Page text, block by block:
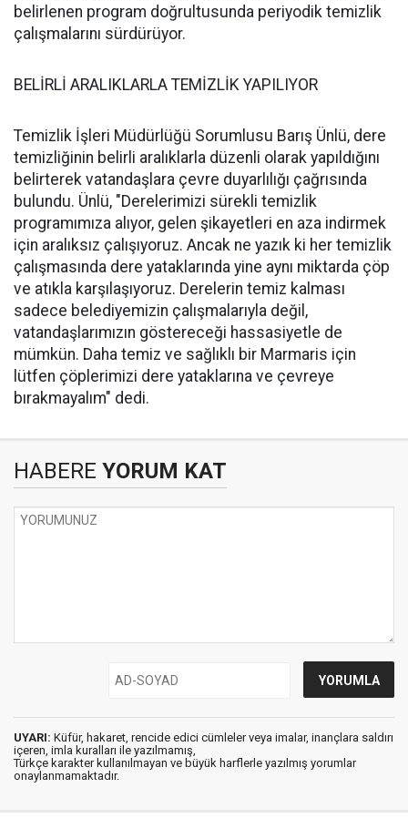
belirlenen program doğrultusunda periyodik temizlik
çalışmalarını sürdürüyor.
BELİRLİ ARALIKLARLA TEMİZLİK YAPILIYOR
Temizlik İşleri Müdürlüğü Sorumlusu Barış Ünlü, dere
temizliğinin belirli aralıklarla düzenli olarak yapıldığını
belirterek vatandaşlara çevre duyarlılığı çağrısında
bulundu. Ünlü, "Derelerimizi sürekli temizlik
programımıza alıyor, gelen şikayetleri en aza indirmek
için aralıksız çalışıyoruz. Ancak ne yazık ki her temizlik
çalışmasında dere yataklarında yine aynı miktarda çöp
ve atıkla karşılaşıyoruz. Derelerin temiz kalması
sadece belediyemizin çalışmalarıyla değil,
vatandaşlarımızın göstereceği hassasiyetle de
mümkün. Daha temiz ve sağlıklı bir Marmaris için
lütfen çöplerimizi dere yataklarına ve çevreye
bırakmayalım" dedi.
HABERE YORUM KAT
UYARI: Küfür, hakaret, rencide edici cümleler veya imalar, inançlara saldırı
içeren, imla kuralları ile yazılmamış,
Türkçe karakter kullanılmayan ve büyük harflerle yazılmış yorumlar
onaylanmamaktadır.